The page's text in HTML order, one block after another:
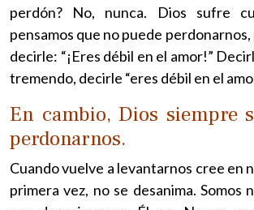
perdón? No, nunca. Dios sufre
pensamos que no puede
decirle: “¡Eres débil en el amor!”
tremendo, decirle “eres débil en el
En cambio, Dios siempre
perdonarnos.
Cuando vuelve a levantarnos cree en
primera vez, no se desanima. Somos